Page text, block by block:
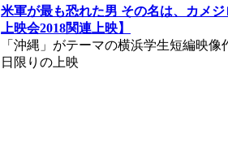
米軍が最も恐れた男 その名は、カメ
上映会2018関連上映】
「沖縄」がテーマの横浜学生短編映
日限りの上映